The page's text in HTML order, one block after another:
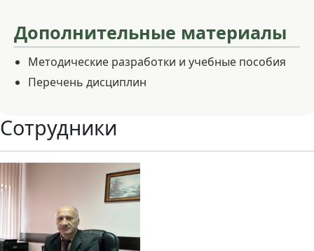
Дополнительные материалы
Методические разработки и учебные пособия
Перечень дисциплин
Сотрудники